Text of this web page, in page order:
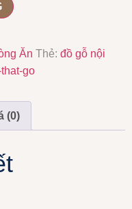
Ăn Thẻ: đồ gỗ nội
go
(0)